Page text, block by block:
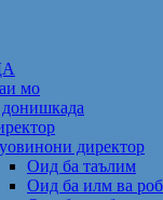
мо
донишкада
директор
Оид ба таълим
Оид ба илм ва